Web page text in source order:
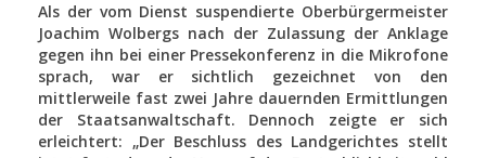
Als der vom Dienst suspendierte Oberbürgermeister
Joachim Wolbergs nach der Zulassung der Anklage
gegen ihn bei einer Pressekonferenz in die Mikrofone
sprach, war er sichtlich gezeichnet von den
mittlerweile fast zwei Jahre dauernden Ermittlungen
der Staatsanwaltschaft. Dennoch zeigte er sich
erleichtert: „Der Beschluss des Landgerichtes stellt